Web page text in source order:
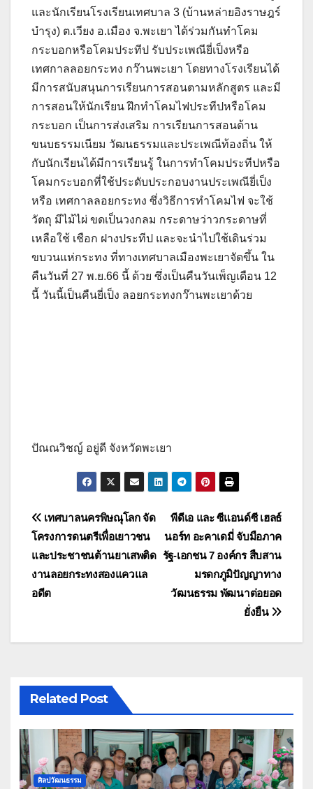
และนักเรียนโรงเรียนเทศบาล 3 (บ้านหล่ายอิงราษฎร์
บำรุง) ต.เวียง อ.เมือง จ.พะเยา ได้ร่วมกันทำโคม
กระบอกหรือโคมประทีป รับประเพณียี่เป็งหรือ
เทศกาลลอยกระทง กว๊านพะเยา โดยทางโรงเรียนได้
มีการสนับสนุนการเรียนการสอนตามหลักสูตร และมี
การสอนให้นักเรียน ฝึกทำโคมไฟประทีปหรือโคม
กระบอก เป็นการส่งเสริม การเรียนการสอนด้าน
ขนบธรรมเนียม วัฒนธรรมและประเพณีท้องถิ่น ให้
กับนักเรียนได้มีการเรียนรู้ ในการทำโคมประทีปหรือ
โคมกระบอกที่ใช้ประดับประกอบงานประเพณียี่เป็ง
หรือ เทศกาลลอยกระทง ซึ่งวิธีการทำโคมไฟ จะใช้
วัตถุ มีไม้ไผ่ ขดเป็นวงกลม กระดาษว่าวกระดาษที่
เหลือใช้ เชือก ฝางประทีป และจะนำไปใช้เดินร่วม
ขบวนแห่กระทง ที่ทางเทศบาลเมืองพะเยาจัดขึ้น ใน
คืนวันที่ 27 พ.ย.66 นี้ ด้วย ซึ่งเป็นคืนวันเพ็ญเดือน 12
นี้ วันนี้เป็นคืนยี่เป็ง ลอยกระทงกว๊านพะเยาด้วย
ปัณณวิชญ์ อยู่ดี จังหวัดพะเยา
แนะแนว
เรื่อง
พีดีเอ และ ซีแอนด์ซี เฮลธ์
นอร์ท อะคาเดมี่ จับมือภาค
รัฐ-เอกชน 7 องค์กร สืบสาน
มรดกภูมิปัญญาทาง
วัฒนธรรม พัฒนาต่อยอด
ยั่งยืน
เทศบาลนครพิษณุโลก จัด
โครงการดนตรีเพื่อเยาวชน
และประชาชนต้านยาเสพติด
งานลอยกระทงสองแควแล
อดีต
Related Post
ศิลปวัฒนธรรม